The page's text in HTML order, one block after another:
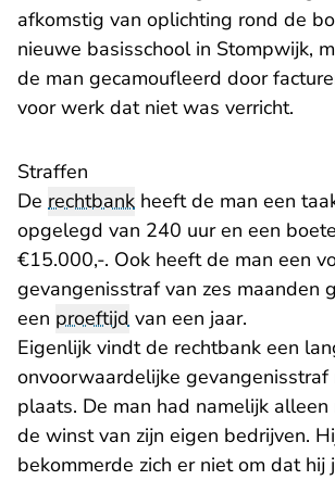
afkomstig van oplichting rond de
nieuwe basisschool in Stompwijk,
de man gecamoufleerd door
voor werk dat niet was verricht.
Straffen
De rechtbank heeft de man een
opgelegd van 240 uur en een
€15.000,-. Ook heeft de man een
gevangenisstraf van zes maanden
een proeftijd van een jaar.
Eigenlijk vindt de rechtbank een
onvoorwaardelijke gevangenisstraf
plaats. De man had namelijk
de winst van zijn eigen bedrijven.
bekommerde zich er niet om dat hij